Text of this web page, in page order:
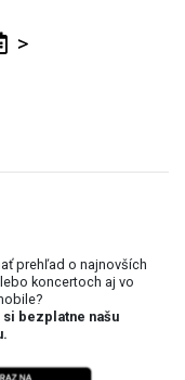
>
prehľad o najnovších
koncertoch aj vo
si bezplatne našu